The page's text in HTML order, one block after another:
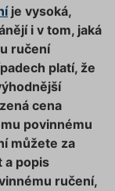
je vysoká,
i v tom, jaká
ručení
platí, že
cena
povinnému
můžete za
a popis
ručení,